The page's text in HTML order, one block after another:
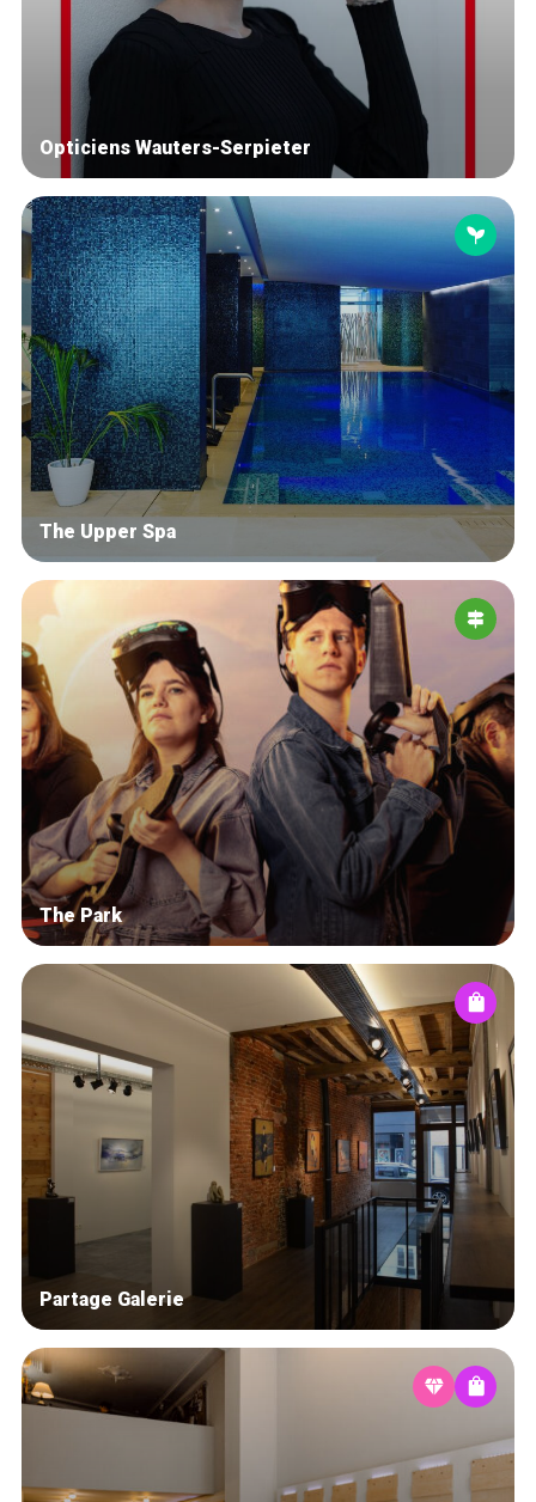
Opticiens Wauters-Serpieter
The Upper Spa
The Park
Partage Galerie